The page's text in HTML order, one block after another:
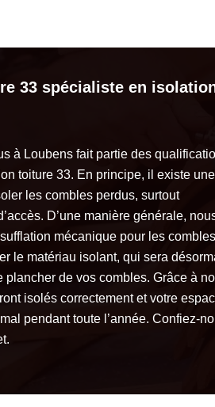
33 spécialiste en
à Loubens fait partie des
toiture 33. En principe, il existe une
les combles perdus, surtout
D’une manière générale,
mécanique pour les combles
le matériau isolant, qui sera
plancher de vos combles. Grâce à
isolés correctement et votre
pendant toute l’année. Confiez-